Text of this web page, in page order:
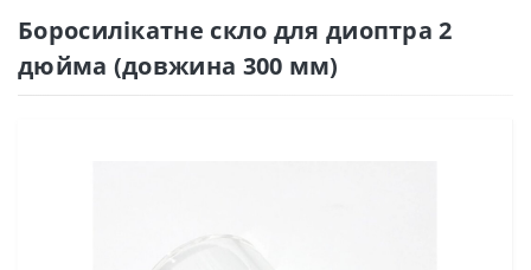
Боросилікатне скло для диоптра 2
дюйма (довжина 300 мм)